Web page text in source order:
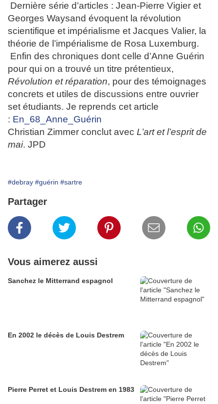
Dernière série d’articles : Jean-Pierre Vigier et
Georges Waysand évoquent la révolution
scientifique et impérialisme et Jacques Valier, la
théorie de l’impérialisme de Rosa Luxemburg.
Enfin des chroniques dont celle d’Anne Guérin
pour qui on a trouvé un titre prétentieux,
Révolution et réparation, pour des témoignages
concrets et utiles de discussions entre ouvrier
set étudiants. Je reprends cet article
: En_68_Anne_Guérin
Christian Zimmer conclut avec L’art et l’esprit de
mai. JPD
#debray #guérin #sartre
Partager
Vous aimerez aussi
Sanchez le Mitterrand espagnol
En 2002 le décès de Louis Destrem
Pierre Perret et Louis Destrem en 1983